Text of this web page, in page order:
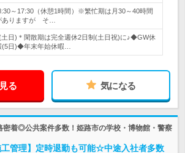
～17:30（休憩1時間）※繁忙期は月30～40時間
ありますが そ…
日)＊閑散期は完全週休2日制(土日祝)に♪◆GW休
日)◆年末年始休暇…
る 気になる
着◎公共案件多数！姫路市の学校・博物館・警察
管理】定時退勤も可能☆中途入社者多数